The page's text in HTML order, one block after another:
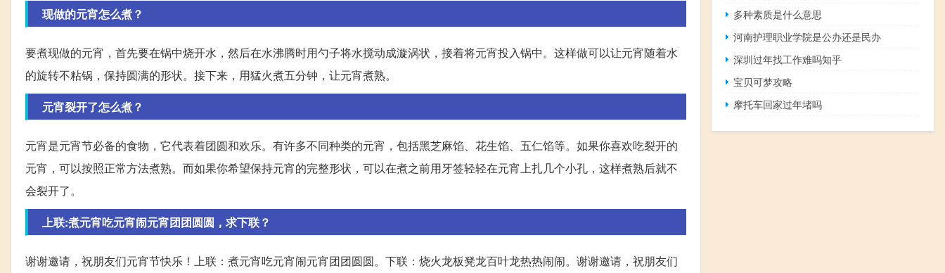
现做的元宵怎么煮？
要煮现做的元宵，首先要在锅中烧开水，然后在水沸腾时用勺子将水搅动成漩涡状，接着将元宵投入锅中。这样做可以让元宵随着水
的旋转不粘锅，保持圆满的形状。接下来，用猛火煮五分钟，让元宵煮熟。
元宵裂开了怎么煮？
元宵是元宵节必备的食物，它代表着团圆和欢乐。有许多不同种类的元宵，包括黑芝麻馅、花生馅、五仁馅等。如果你喜欢吃裂开的
元宵，可以按照正常方法煮熟。而如果你希望保持元宵的完整形状，可以在煮之前用牙签轻轻在元宵上扎几个小孔，这样煮熟后就不
会裂开了。
上联:煮元宵吃元宵闹元宵团团圆圆，求下联？
谢谢邀请，祝朋友们元宵节快乐！上联：煮元宵吃元宵闹元宵团团圆圆。下联：烧火龙板凳龙百叶龙热热闹闹。谢谢邀请，祝朋友们
多种素质是什么意思
河南护理职业学院是公办还是民办
深圳过年找工作难吗知乎
宝贝可梦攻略
摩托车回家过年堵吗